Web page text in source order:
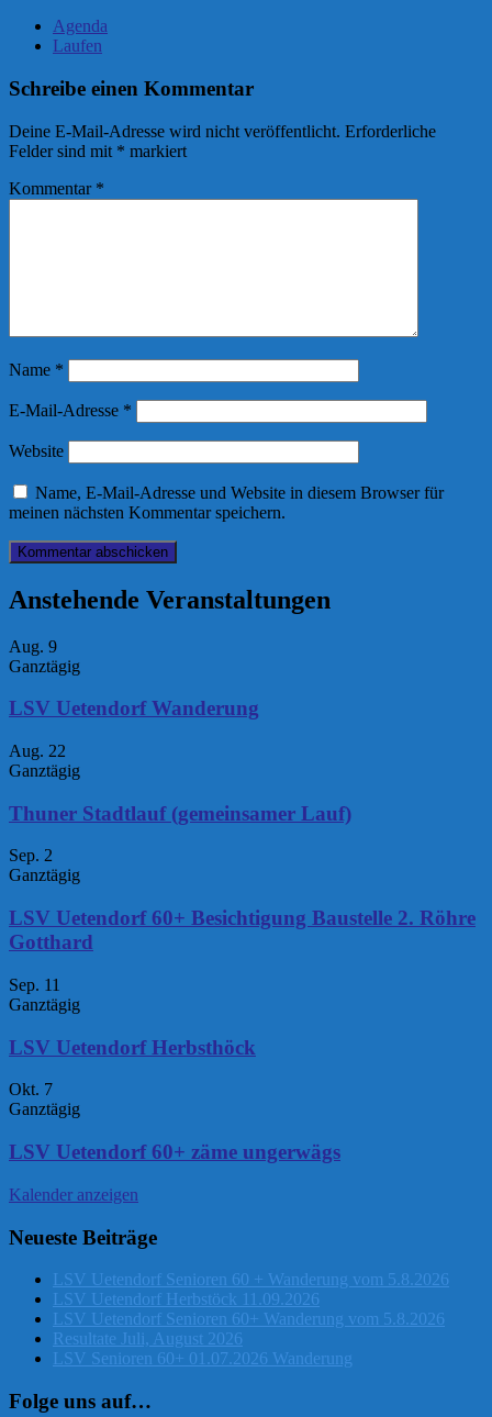
Agenda
Laufen
Schreibe einen Kommentar
Deine E-Mail-Adresse wird nicht veröffentlicht. Erforderliche
Felder sind mit * markiert
Kommentar *
Name *
E-Mail-Adresse *
Website
Name, E-Mail-Adresse und Website in diesem Browser für
meinen nächsten Kommentar speichern.
Anstehende Veranstaltungen
Aug. 9
Ganztägig
LSV Uetendorf Wanderung
Aug. 22
Ganztägig
Thuner Stadtlauf (gemeinsamer Lauf)
Sep. 2
Ganztägig
LSV Uetendorf 60+ Besichtigung Baustelle 2. Röhre
Gotthard
Sep. 11
Ganztägig
LSV Uetendorf Herbsthöck
Okt. 7
Ganztägig
LSV Uetendorf 60+ zäme ungerwägs
Kalender anzeigen
Neueste Beiträge
LSV Uetendorf Senioren 60 + Wanderung vom 5.8.2026
LSV Uetendorf Herbstöck 11.09.2026
LSV Uetendorf Senioren 60+ Wanderung vom 5.8.2026
Resultate Juli, August 2026
LSV Senioren 60+ 01.07.2026 Wanderung
Folge uns auf…